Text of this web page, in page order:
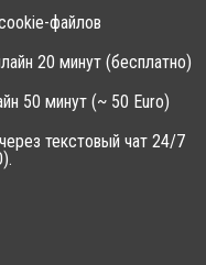
файлов
20 минут (бесплатно)
50 минут (~ 50 Euro)
текстовый чат 24/7